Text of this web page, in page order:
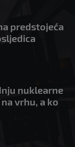
predstojeća
nuklearne
vrhu, a ko